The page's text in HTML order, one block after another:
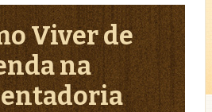
Viver de
na